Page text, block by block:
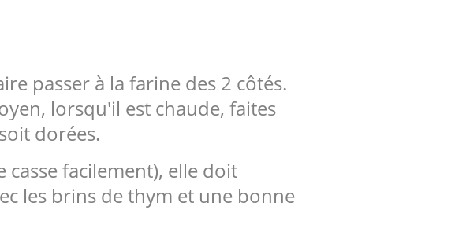
passer à la farine des 2 côtés.
lorsqu'il est chaude, faites
dorées.
facilement), elle doit
les brins de thym et une bonne